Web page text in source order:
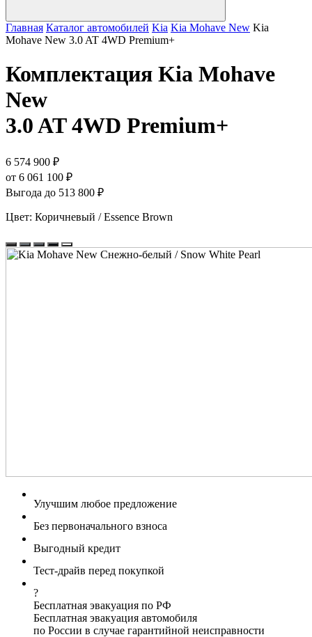
Главная Каталог автомобилей Kia Kia Mohave New Kia
Mohave New 3.0 AT 4WD Premium+
Комплектация Kia Mohave
New
3.0 AT 4WD Premium+
6 574 900 ₽
от 6 061 100 ₽
Выгода до 513 800 ₽
Цвет: Коричневый / Essence Brown
Улучшим любое предложение
Без первоначального взноса
Выгодный кредит
Тест-драйв перед покупкой
?
Бесплатная эвакуация по РФ
Бесплатная эвакуация автомобиля
по России в случае гарантийной неисправности